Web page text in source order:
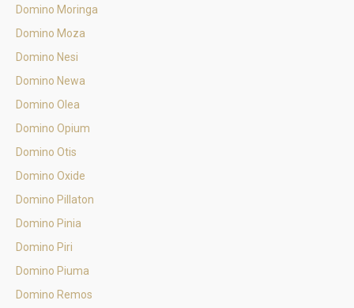
Domino Moringa
Domino Moza
Domino Nesi
Domino Newa
Domino Olea
Domino Opium
Domino Otis
Domino Oxide
Domino Pillaton
Domino Pinia
Domino Piri
Domino Piuma
Domino Remos